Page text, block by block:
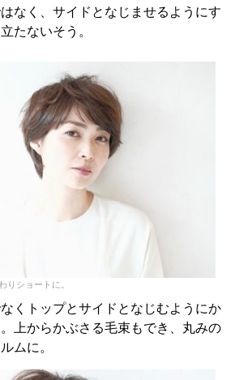
なく、サイドとなじませるようにす
たないそう。
りショートに。
くトップとサイドとなじむようにか
上からかぶさる毛束もでき、丸みの
ムに。